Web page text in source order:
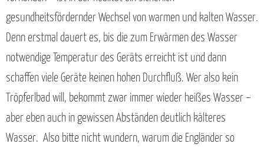
gesundheitsfördernder Wechsel von warmen und kalten Wasser.
Denn erstmal dauert es, bis die zum Erwärmen des Wasser
notwendige Temperatur des Geräts erreicht ist und dann
schaffen viele Geräte keinen hohen Durchfluß. Wer also kein
Tröpferlbad will, bekommt zwar immer wieder heißes Wasser –
aber eben auch in gewissen Abständen deutlich kälteres
Wasser. Also bitte nicht wundern, warum die Engländer so